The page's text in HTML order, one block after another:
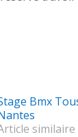
Bmx
similaire